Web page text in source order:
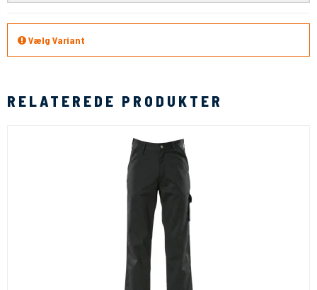
Vælg Variant
RELATEREDE PRODUKTER